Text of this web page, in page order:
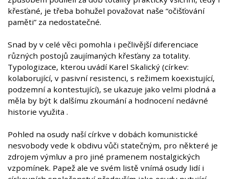
křesťané, je třeba bohužel považovat naše “očišťování
paměti” za nedostatečné.
Snad by v celé věci pomohla i pečlivější diferenciace
různých postojů zaujímaných křesťany za totality.
Typologizace, kterou uvádí Karel Skalický (církev:
kolaborující, v pasivní resistenci, s režimem koexistující,
podzemní a kontestující), se ukazuje jako velmi plodná a
měla by být k dalšímu zkoumání a hodnocení nedávné
historie využita .
Pohled na osudy naší církve v dobách komunistické
nesvobody vede k obdivu vůči statečným, pro některé je
zdrojem výmluv a pro jiné pramenem nostalgických
vzpomínek. Papež ale ve svém listě vnímá osudy lidí i